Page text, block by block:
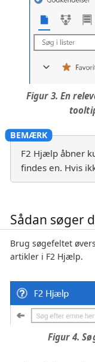
Figur 3. En
F2 Hjælp åbner
findes en. Hvis
Sådan søger
Brug søgefeltet
artikler i F2 Hjælp.
Figur 4.